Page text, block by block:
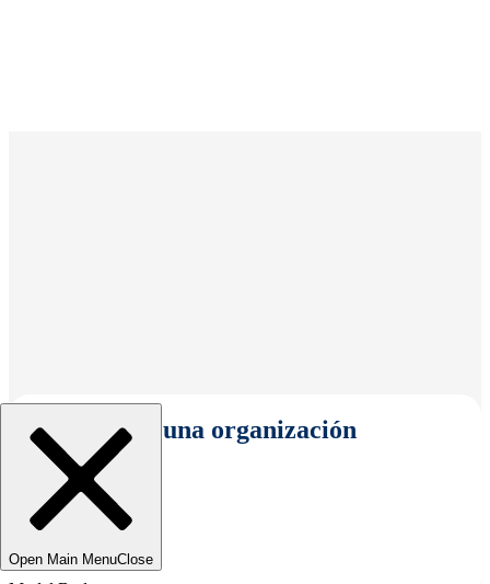
Seleccionar una organización
Open Main MenuClose